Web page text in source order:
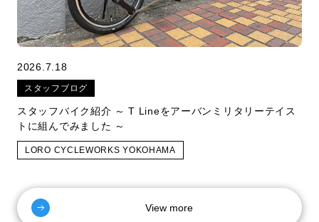
2026.7.18
スタッフブログ
スタッフバイク紹介 ～ T Lineをアーバンミリタリーテイス
トに組んでみました ～
LORO CYCLEWORKS YOKOHAMA
View more